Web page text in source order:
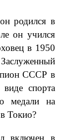
родился в
он учился
в 1950
СССР в
спорта
медали на
Токио?
включен в